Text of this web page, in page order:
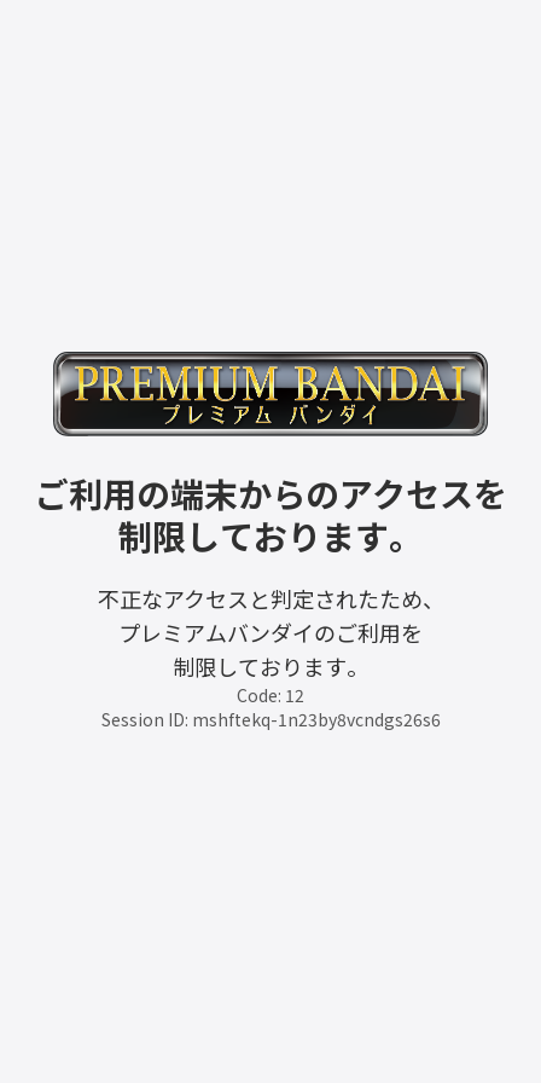
ご利用の端末からのアクセスを
制限しております。
不正なアクセスと判定されたため、
プレミアムバンダイのご利用を
制限しております。
Code: 12
Session ID: mshftekq-1n23by8vcndgs26s6